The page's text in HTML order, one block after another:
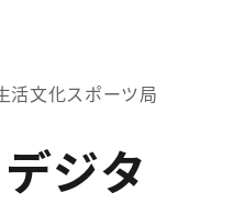
活文化スポーツ局
ジタ